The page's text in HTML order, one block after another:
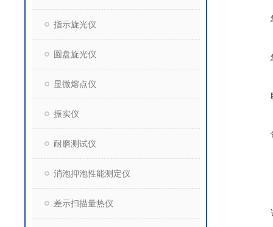
指示旋光仪
圆盘旋光仪
显微熔点仪
振实仪
耐磨测试仪
消泡抑泡性能测定仪
差示扫描量热仪